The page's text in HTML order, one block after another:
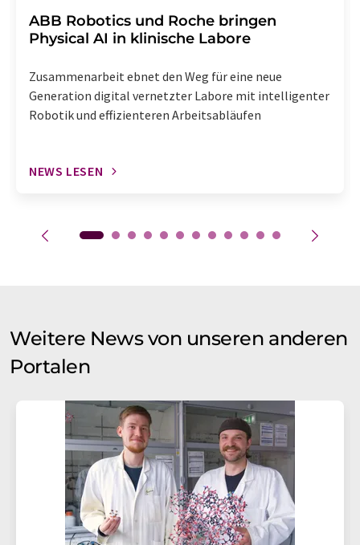
​​​​​​​ABB Robotics und Roche bringen
Physical AI in klinische Labore
Zusammenarbeit ebnet den Weg für eine neue
Generation digital vernetzter Labore mit intelligenter
Robotik und effizienteren Arbeitsabläufen
NEWS LESEN
Weitere News von unseren anderen
Portalen